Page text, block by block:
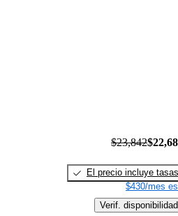
$23,842
El precio incluye tasas
$430/mes
Verif. disponibilidad